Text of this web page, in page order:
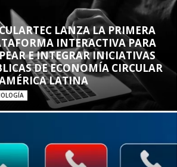
LANZA LA PRIMERA
INTERACTIVA PARA
E INTEGRAR INICIATIVAS
DE ECONOMÍA CIRCULAR
LATINA